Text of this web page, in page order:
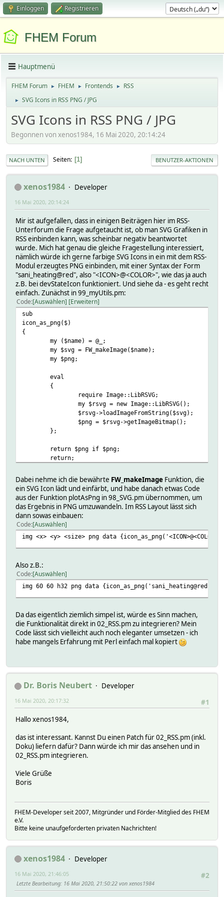
Einloggen Registrieren
FHEM Forum
Hauptmenü
FHEM Forum ► FHEM ► Frontends ► RSS
► SVG Icons in RSS PNG / JPG
SVG Icons in RSS PNG / JPG
Begonnen von xenos1984, 16 Mai 2020, 20:14:24
NACH UNTEN Seiten 1 BENUTZER-AKTIONEN
xenos1984 Developer
16 Mai 2020, 20:14:24
Mir ist aufgefallen, dass in einigen Beiträgen hier im RSS-
Unterforum die Frage aufgetaucht ist, ob man SVG Grafiken in
RSS einbinden kann, was scheinbar negativ beantwortet
wurde. Mich hat genau die gleiche Fragestellung interessiert,
nämlich würde ich gerne farbige SVG Icons in ein mit dem RSS-
Modul erzeugtes PNG einbinden, mit einer Syntax der Form
"sani_heating@red", also "<ICON>@<COLOR>", wie das ja auch
z.B. bei devStateIcon funktioniert. Und siehe da - es geht recht
einfach. Zunächst in 99_myUtils.pm:
Code Auswählen Erweitern
sub
icon_as_png($)
{
my ($name) = @_;
my $svg = FW_makeImage($name);
my $png;
eval
{
require Image::LibRSVG;
my $rsvg = new Image::LibRSVG();
$rsvg->loadImageFromString($svg);
$png = $rsvg->getImageBitmap();
};
return $png if $png;
return;
Dabei nehme ich die bewährte FW_makeImage Funktion, die
ein SVG Icon lädt und einfärbt, und habe danach etwas Code
aus der Funktion plotAsPng in 98_SVG.pm übernommen, um
das Ergebnis in PNG umzuwandeln. Im RSS Layout lässt sich
dann sowas einbauen:
Code Auswählen
img <x> <y> <size> png data
Also z.B.:
Code Auswählen
img 60 60 h32 png data {icon_as_png('sani_heating@red')}
Da das eigentlich ziemlich simpel ist, würde es Sinn machen,
die Funktionalität direkt in 02_RSS.pm zu integrieren? Mein
Code lässt sich vielleicht auch noch eleganter umsetzen - ich
habe mangels Erfahrung mit Perl einfach mal kopiert
Dr. Boris Neubert
Developer
#1
16 Mai 2020, 20:17:32
Hallo xenos1984,
das ist interessant. Kannst Du einen Patch für 02_RSS.pm (inkl.
Doku) liefern dafür? Dann würde ich mir das ansehen und in
02_RSS.pm integrieren.
Viele Grüße
Boris
FHEM-Developer seit 2007, Mitgründer und Förder-Mitglied des FHEM
e.V.
Bitte keine unaufgeforderten privaten Nachrichten!
xenos1984
Developer
#2
16 Mai 2020, 21:46:05
Letzte Bearbeitung: 16 Mai 2020, 21:50:22 von xenos1984